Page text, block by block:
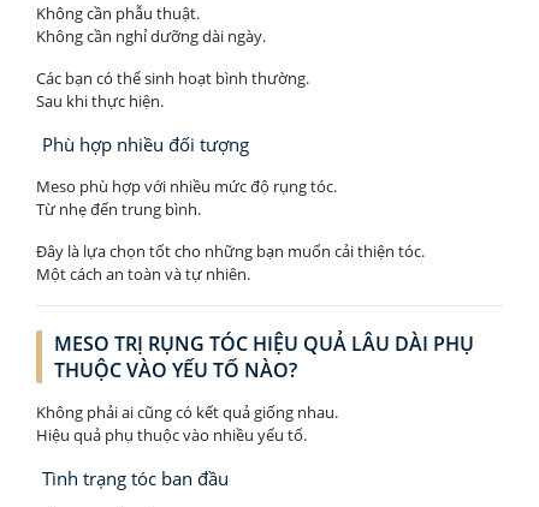
Không cần phẫu thuật.
Không cần nghỉ dưỡng dài ngày.
Các bạn có thể sinh hoạt bình thường.
Sau khi thực hiện.
Phù hợp nhiều đối tượng
Meso phù hợp với nhiều mức độ rụng tóc.
Từ nhẹ đến trung bình.
Đây là lựa chọn tốt cho những bạn muốn cải thiện tóc.
Một cách an toàn và tự nhiên.
MESO TRỊ RỤNG TÓC HIỆU QUẢ LÂU DÀI PHỤ
THUỘC VÀO YẾU TỐ NÀO?
Không phải ai cũng có kết quả giống nhau.
Hiệu quả phụ thuộc vào nhiều yếu tố.
Tình trạng tóc ban đầu